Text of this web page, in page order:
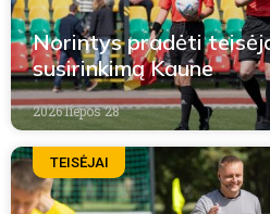
Norintys pradėti
susirinkimą Kaune
2026 liepos 28
TEISĖJAI